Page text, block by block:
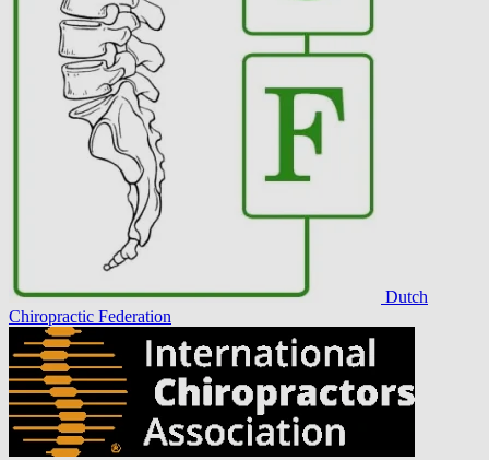
Dutch
Chiropractic Federation